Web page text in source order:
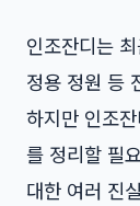
인조잔디는
정용 정원 등
하지만 인조
를 정리할 필
대한 여러 진